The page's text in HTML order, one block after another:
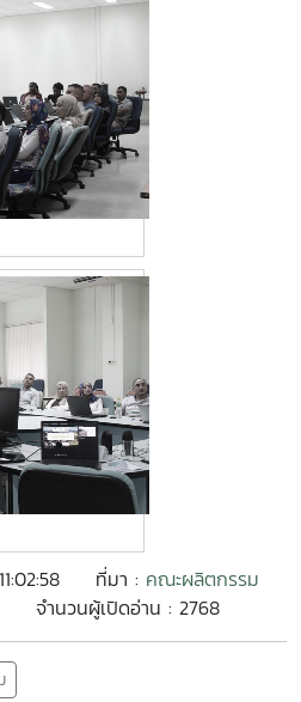
ที่มา : คณะผลิตกรรม
จำนวนผู้เปิดอ่าน : 2768